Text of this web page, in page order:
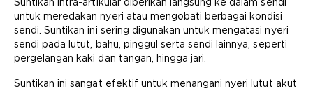
untuk meredakan nyeri atau mengobati berbagai kondisi
sendi. Suntikan ini sering digunakan untuk mengatasi nyeri
sendi pada lutut, bahu, pinggul serta sendi lainnya, seperti
pergelangan kaki dan tangan, hingga jari.
Suntikan ini sangat efektif untuk menangani nyeri lutut akut